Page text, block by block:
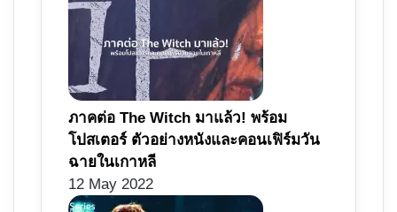
ภาคต่อ The Witch มาแล้ว! พร้อม
โปสเตอร์ ตัวอย่างหนังและคอนเฟิร์มวัน
ฉายในเกาหลี
12 May 2022